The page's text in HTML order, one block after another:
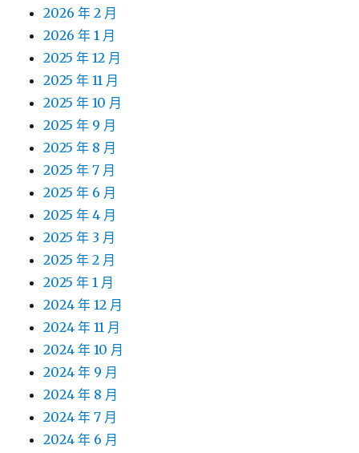
2026 年 2 月
2026 年 1 月
2025 年 12 月
2025 年 11 月
2025 年 10 月
2025 年 9 月
2025 年 8 月
2025 年 7 月
2025 年 6 月
2025 年 4 月
2025 年 3 月
2025 年 2 月
2025 年 1 月
2024 年 12 月
2024 年 11 月
2024 年 10 月
2024 年 9 月
2024 年 8 月
2024 年 7 月
2024 年 6 月